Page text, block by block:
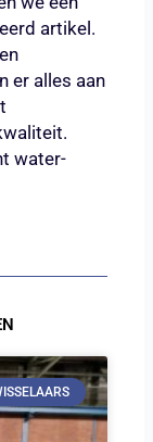
artikel.
er alles aan
water-